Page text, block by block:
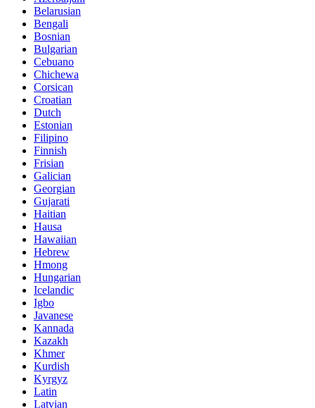
Belarusian
Bengali
Bosnian
Bulgarian
Cebuano
Chichewa
Corsican
Croatian
Dutch
Estonian
Filipino
Finnish
Frisian
Galician
Georgian
Gujarati
Haitian
Hausa
Hawaiian
Hebrew
Hmong
Hungarian
Icelandic
Igbo
Javanese
Kannada
Kazakh
Khmer
Kurdish
Kyrgyz
Latin
Latvian